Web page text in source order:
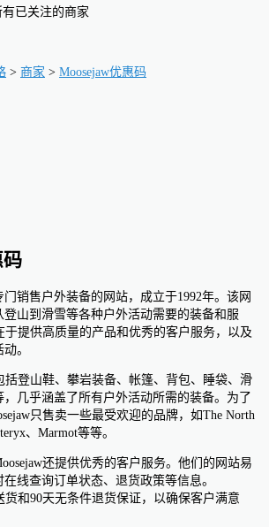
已关注的商家
> 商家 > Moosejaw优惠码
码
门销售户外装备的网站，成立于1992年。该网
山到滑雪等各种户外活动需要的装备和服
于提供高质量的产品和优秀的客户服务，以及
。
括登山鞋、攀岩装备、帐篷、背包、睡袋、滑
几乎涵盖了所有户外活动所需的装备。为了
只售卖一些最受欢迎的品牌，如The North
、Marmot等等。
还提供优秀的客户服务。他们的网站易
线查询订单状态、退货政策等信息。
货和90天无条件退货保证，以确保客户满意